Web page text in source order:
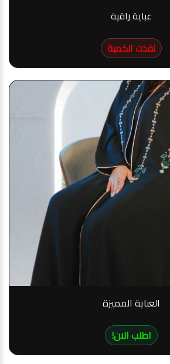
عباية راقية
نفذت الكمية
العباية المميزة
!اطلب الان